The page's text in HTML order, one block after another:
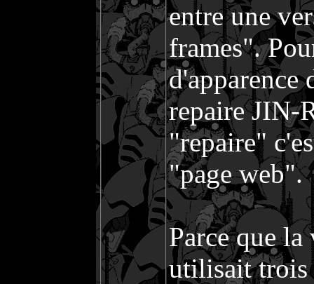
entre une
frames".
d'apparence
repaire JIN-
"repaire"
"page web".
Parce que
utilisait trois